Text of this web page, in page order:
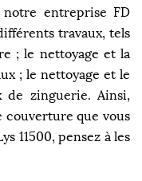
entreprise FD
travaux, tels
; le nettoyage et la
; le nettoyage et le
de zinguerie. Ainsi,
couverture que vous
11500, pensez à les